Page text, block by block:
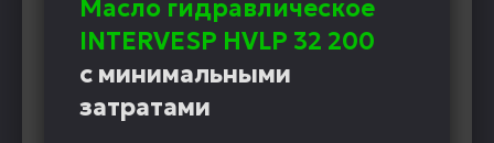
Масло гидравлическое
INTERVESP HVLP 32 200
с минимальными
затратами